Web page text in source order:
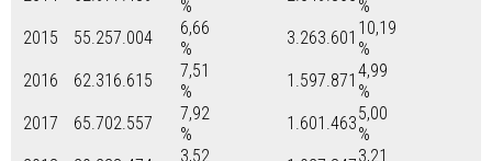
%
%
2015
55.257.004
6,66
%
3.263.601 10,19
%
2016
62.316.615
7,51
%
1.597.871 4,99
%
2017
65.702.557
7,92
%
1.601.4635,00
%
3,52
3,21